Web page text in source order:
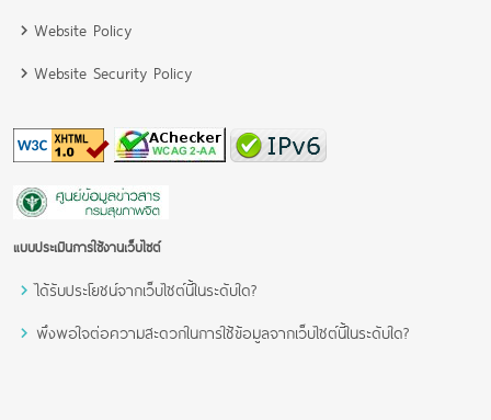
Website Policy
Website Security Policy
แบบประเมินการใช้งานเว็บไซต์
ได้รับประโยชน์จากเว็บไซต์นี้ในระดับใด?
พึงพอใจต่อความสะดวกในการใช้ข้อมูลจากเว็บไซต์นี้ในระดับใด?